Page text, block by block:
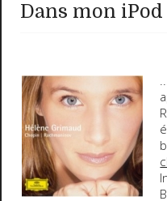
Dans mon iPod